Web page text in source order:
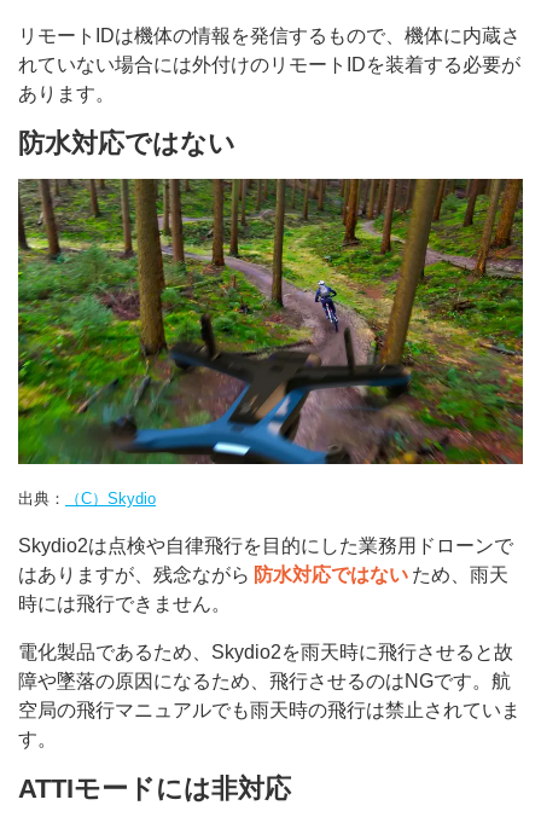
リモートIDは機体の情報を発信するもので、機体に内蔵さ
れていない場合には外付けのリモートIDを装着する必要が
あります。
防水対応ではない
出典： （C）Skydio
Skydio2は点検や自律飛行を目的にした業務用ドローンで
はありますが、残念ながら 防水対応ではない ため、雨天
時には飛行できません。
電化製品であるため、Skydio2を雨天時に飛行させると故
障や墜落の原因になるため、飛行させるのはNGです。航
空局の飛行マニュアルでも雨天時の飛行は禁止されていま
す。
ATTIモードには非対応